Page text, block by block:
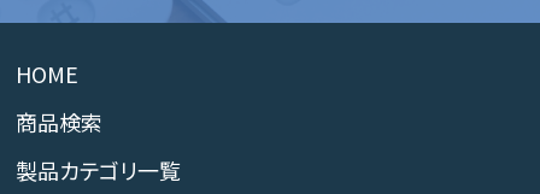
HOME
商品検索
製品カテゴリ一覧